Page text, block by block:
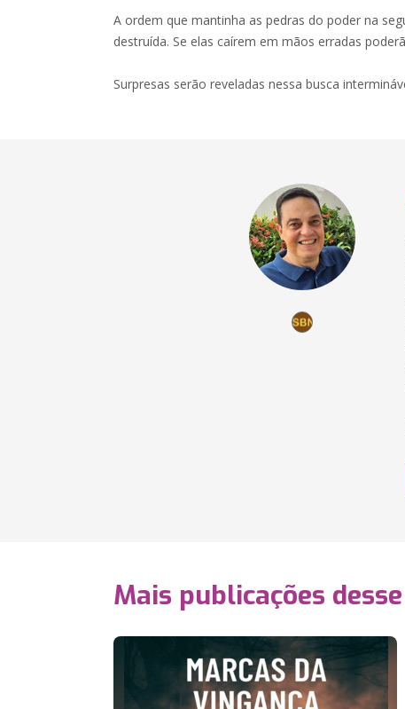
A ordem que mantinha as pedras do poder na
destruída. Se elas caírem em mãos erradas
Surpresas serão reveladas nessa busca
Mais publicações